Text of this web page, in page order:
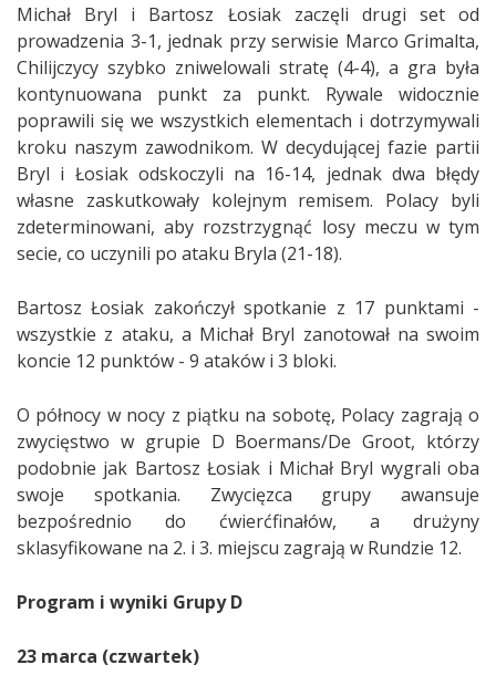
Michał Bryl i Bartosz Łosiak zaczęli drugi set od
prowadzenia 3-1, jednak przy serwisie Marco Grimalta,
Chilijczycy szybko zniwelowali stratę (4-4), a gra była
kontynuowana punkt za punkt. Rywale widocznie
poprawili się we wszystkich elementach i dotrzymywali
kroku naszym zawodnikom. W decydującej fazie partii
Bryl i Łosiak odskoczyli na 16-14, jednak dwa błędy
własne zaskutkowały kolejnym remisem. Polacy byli
zdeterminowani, aby rozstrzygnąć losy meczu w tym
secie, co uczynili po ataku Bryla (21-18).
Bartosz Łosiak zakończył spotkanie z 17 punktami -
wszystkie z ataku, a Michał Bryl zanotował na swoim
koncie 12 punktów - 9 ataków i 3 bloki.
O północy w nocy z piątku na sobotę, Polacy zagrają o
zwycięstwo w grupie D Boermans/De Groot, którzy
podobnie jak Bartosz Łosiak i Michał Bryl wygrali oba
swoje spotkania. Zwycięzca grupy awansuje
bezpośrednio do ćwierćfinałów, a drużyny
sklasyfikowane na 2. i 3. miejscu zagrają w Rundzie 12.
Program i wyniki Grupy D
23 marca (czwartek)